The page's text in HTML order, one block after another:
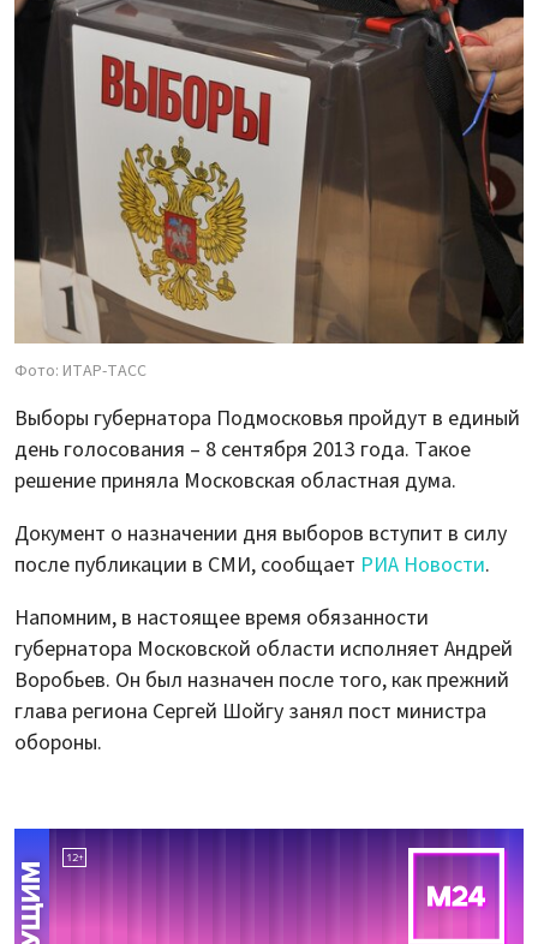
Фото: ИТАР-ТАСС
Выборы губернатора Подмосковья пройдут в единый
день голосования – 8 сентября 2013 года. Такое
решение приняла Московская областная дума.
Документ о назначении дня выборов вступит в силу
после публикации в СМИ, сообщает РИА Новости.
Напомним, в настоящее время обязанности
губернатора Московской области исполняет Андрей
Воробьев. Он был назначен после того, как прежний
глава региона Сергей Шойгу занял пост министра
обороны.